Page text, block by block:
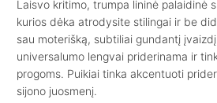
Laisvo kritimo, trumpa lininė palaidinė
kurios dėka atrodysite stilingai ir be
sau moterišką, subtiliai gundantį
universalumo lengvai priderinama ir
progoms. Puikiai tinka akcentuoti
sijono juosmenį.